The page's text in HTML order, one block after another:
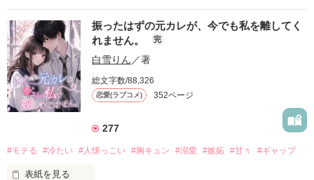
振ったはずの元カレが、今でも私を離してく
れません。
完
白雪りん ／著
総文字数/88,326
恋愛(ラブコメ) 352ページ
277
#モテる #冷たい #人懐っこい #胸キュン #溺愛 #嫉妬 #甘々 #ギャップ
表紙を見る